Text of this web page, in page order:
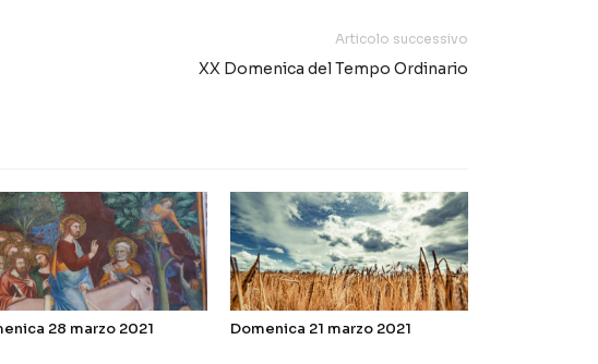
Articolo successivo
XX Domenica del Tempo Ordinario
28 marzo 2021 Domenica 21 marzo 2021